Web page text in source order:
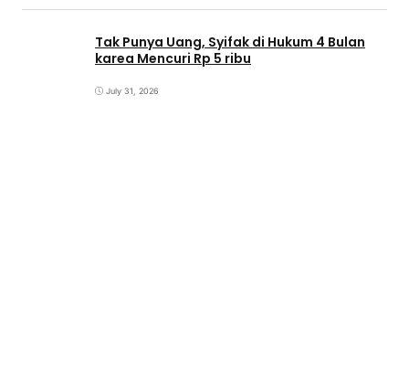
Tak Punya Uang, Syifak di Hukum 4 Bulan
karea Mencuri Rp 5 ribu
July 31, 2026